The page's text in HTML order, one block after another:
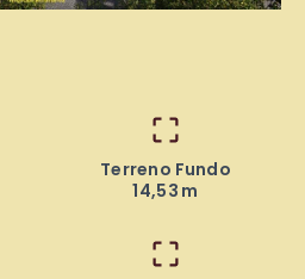
Terreno Fundo
14,53 m